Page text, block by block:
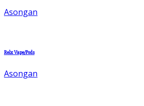
Asongan
Relx Vape/Pods
Asongan